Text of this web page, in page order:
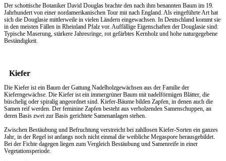
Der schottische Botaniker David Douglas brachte den nach ihm benannten Baum im 19.
Jahrhundert von einer nordamerikanischen Tour mit nach England. Als eingeführte Art hat
sich die Douglasie mittlerweile in vielen Ländern eingewachsen. In Deutschland kommt sie
in den meisten Fällen in Rheinland Pfalz vor. Auffällige Eigenschaften der Douglasie sind:
Typische Maserung, stärkere Jahresringe, rot gefärbtes Kernholz und hohe naturgegebene
Beständigkeit.
Kiefer
Die Kiefer ist ein Baum der Gattung Nadelholzgewächsen aus der Familie der
Kieferngewächse. Die Kiefer ist ein immergrüner Baum mit nadelförmigen Blätter, die
büschelig oder spiralig angeordnet sind. Kiefer-Bäume bilden Zapfen, in denen auch die
Samen reif werden. Der feminine Zapfen besteht aus verholzenden Samenschuppen, an
deren Basis zwei zur Basis gerichtete Samenanlagen stehen.
Zwischen Bestäubung und Befruchtung verstreicht bei zahllosen Kiefer-Sorten ein ganzes
Jahr, in der Regel ist anfangs noch nicht einmal die weibliche Megaspore herausgebildet.
Bei der Fichte dagegen liegen zum Vergleich Bestäubung und Samenreife in einer
Vegetationsperiode.